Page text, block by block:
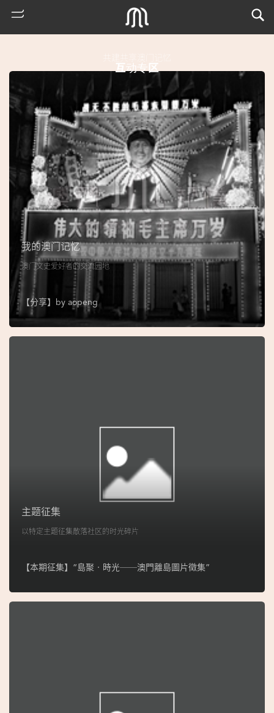
地
妈
阁
互动专区
我的澳门记忆
澳门文史爱好者的交流园地
【分享】by aopeng
主题征集
以特定主题征集散落社区的时光碎片
【本期征集】“島聚‧時光──澳門離島圖片徵集”